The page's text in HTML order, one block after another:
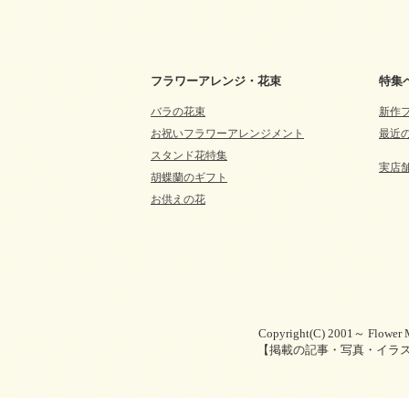
フラワーアレンジ・花束 特集
バラの花束
お祝いフラワーアレンジメント
スタンド花特集
胡蝶蘭のギフト
お供えの花
新作
最近
実店
Copyright(C) 2001～ Flower
【掲載の記事・写真・イ